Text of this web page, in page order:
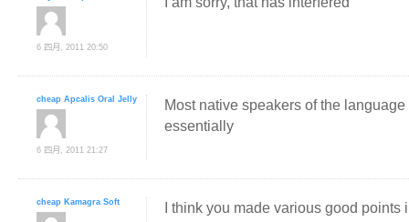
6 四月, 2011 20:50
cheap Apcalis Oral Jelly
6 四月, 2011 21:27
Most native speakers of the
essentially
cheap Kamagra Soft I think you made various good points